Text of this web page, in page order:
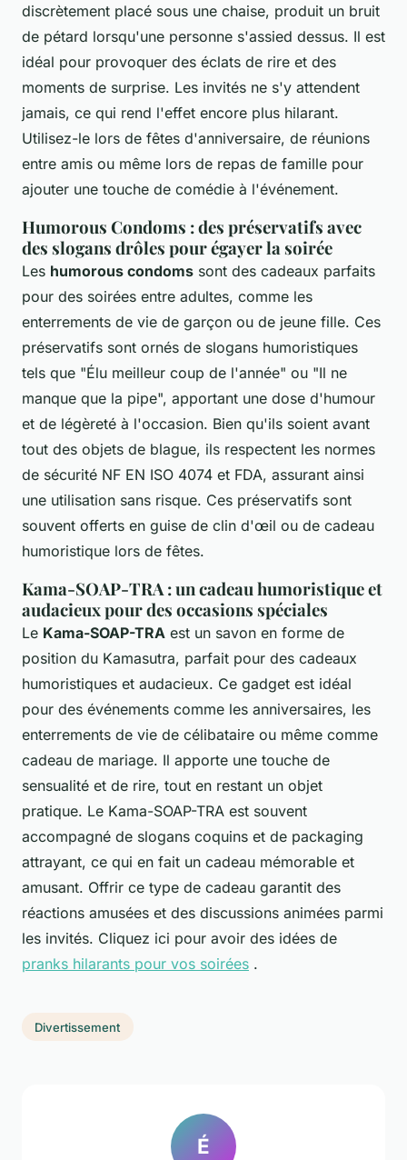
discrètement placé sous une chaise, produit un bruit
de pétard lorsqu'une personne s'assied dessus. Il est
idéal pour provoquer des éclats de rire et des
moments de surprise. Les invités ne s'y attendent
jamais, ce qui rend l'effet encore plus hilarant.
Utilisez-le lors de fêtes d'anniversaire, de réunions
entre amis ou même lors de repas de famille pour
ajouter une touche de comédie à l'événement.
Humorous Condoms : des préservatifs avec
des slogans drôles pour égayer la soirée
Les humorous condoms sont des cadeaux parfaits
pour des soirées entre adultes, comme les
enterrements de vie de garçon ou de jeune fille. Ces
préservatifs sont ornés de slogans humoristiques
tels que "Élu meilleur coup de l'année" ou "Il ne
manque que la pipe", apportant une dose d'humour
et de légèreté à l'occasion. Bien qu'ils soient avant
tout des objets de blague, ils respectent les normes
de sécurité NF EN ISO 4074 et FDA, assurant ainsi
une utilisation sans risque. Ces préservatifs sont
souvent offerts en guise de clin d'œil ou de cadeau
humoristique lors de fêtes.
Kama-SOAP-TRA : un cadeau humoristique et
audacieux pour des occasions spéciales
Le Kama-SOAP-TRA est un savon en forme de
position du Kamasutra, parfait pour des cadeaux
humoristiques et audacieux. Ce gadget est idéal
pour des événements comme les anniversaires, les
enterrements de vie de célibataire ou même comme
cadeau de mariage. Il apporte une touche de
sensualité et de rire, tout en restant un objet
pratique. Le Kama-SOAP-TRA est souvent
accompagné de slogans coquins et de packaging
attrayant, ce qui en fait un cadeau mémorable et
amusant. Offrir ce type de cadeau garantit des
réactions amusées et des discussions animées parmi
les invités. Cliquez ici pour avoir des idées de
pranks hilarants pour vos soirées .
Divertissement
É